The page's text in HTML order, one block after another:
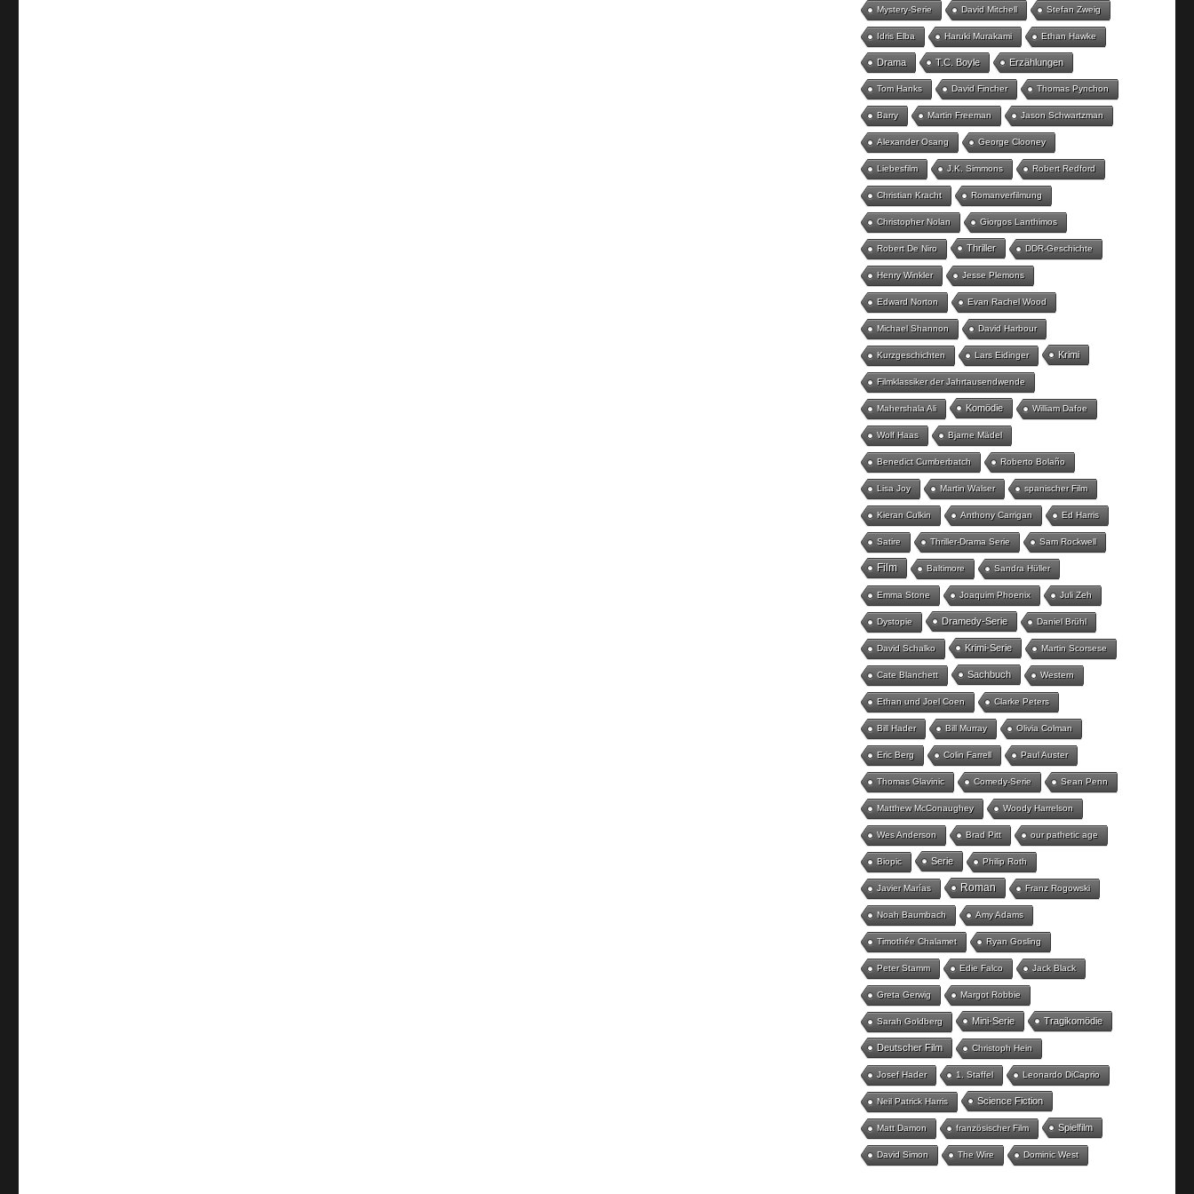
Mystery-Serie David Mitchell Stefan Zweig
Idris Elba Haruki Murakami Ethan Hawke
Drama T.C. Boyle Erzählungen
Tom Hanks David Fincher Thomas Pynchon
Barry Martin Freeman Jason Schwartzman
Alexander Osang George Clooney
Liebesfilm J.K. Simmons Robert Redford
Christian Kracht Romanverfilmung
Christopher Nolan Giorgos Lanthimos
Robert De Niro Thriller DDR-Geschichte
Henry Winkler Jesse Plemons
Edward Norton Evan Rachel Wood
Michael Shannon David Harbour
Kurzgeschichten Lars Eidinger Krimi
Filmklassiker der Jahrtausendwende
Mahershala Ali Komödie William Dafoe
Wolf Haas Bjarne Mädel
Benedict Cumberbatch Roberto Bolaño
Lisa Joy Martin Walser spanischer Film
Kieran Culkin Anthony Carrigan Ed Harris
Satire Thriller-Drama Serie Sam Rockwell
Film Baltimore Sandra Hüller
Emma Stone Joaquim Phoenix Juli Zeh
Dystopie Dramedy-Serie Daniel Brühl
David Schalko Krimi-Serie Martin Scorsese
Cate Blanchett Sachbuch Western
Ethan und Joel Coen Clarke Peters
Bill Hader Bill Murray Olivia Colman
Eric Berg Colin Farrell Paul Auster
Thomas Glavinic Comedy-Serie Sean Penn
Matthew McConaughey Woody Harrelson
Wes Anderson Brad Pitt our pathetic age
Biopic Serie Philip Roth
Javier Marías Roman Franz Rogowski
Noah Baumbach Amy Adams
Timothée Chalamet Ryan Gosling
Peter Stamm Edie Falco Jack Black
Greta Gerwig Margot Robbie
Sarah Goldberg Mini-Serie Tragikomödie
Deutscher Film Christoph Hein
Josef Hader 1. Staffel Leonardo DiCaprio
Neil Patrick Harris Science Fiction
Matt Damon französischer Film Spielfilm
David Simon The Wire Dominic West